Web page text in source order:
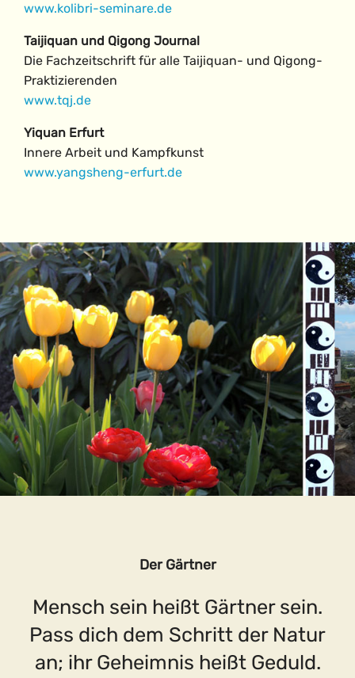
www.kolibri-seminare.de
Taijiquan und Qigong Journal
Die Fachzeitschrift für alle Taijiquan- und Qigong-
Praktizierenden
www.tqj.de
Yiquan Erfurt
Innere Arbeit und Kampfkunst
www.yangsheng-erfurt.de
Der Gärtner
Mensch sein heißt Gärtner sein.
Pass dich dem Schritt der Natur
an; ihr Geheimnis heißt Geduld.